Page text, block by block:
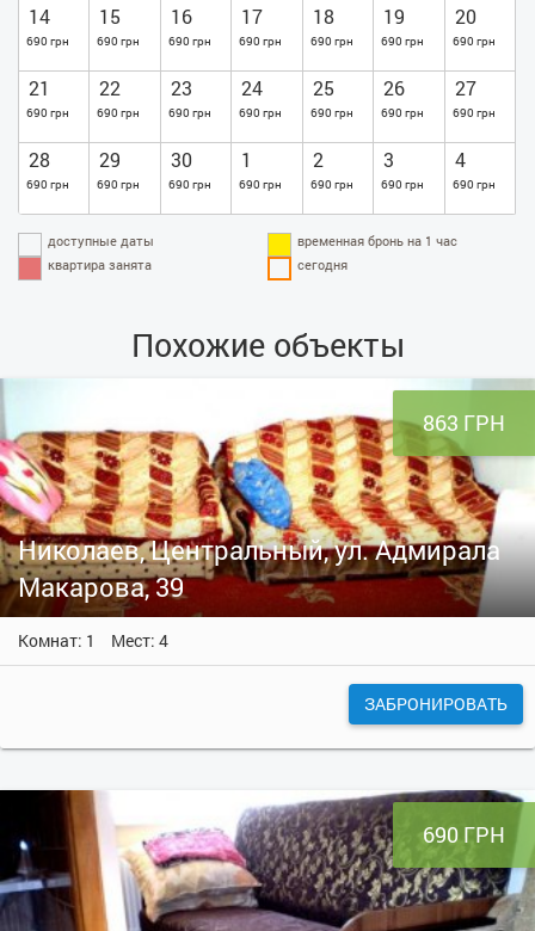
14
690 грн
15
690 грн
16
690 грн
17
690 грн
18
690 грн
19
690 грн
20
690 грн
21
690 грн
22
690 грн
23
690 грн
24
690 грн
25
690 грн
26
690 грн
27
690 грн
28
690 грн
29
690 грн
30
690 грн
1
690 грн
2
690 грн
3
690 грн
4
690 грн
доступные даты
временная бронь на 1 час
квартира занята
сегодня
Похожие объекты
863 ГРН
Николаев, Центральный, ул. Адмирала
Макарова, 39
Комнат: 1 Мест: 4
ЗАБРОНИРОВАТЬ
690 ГРН